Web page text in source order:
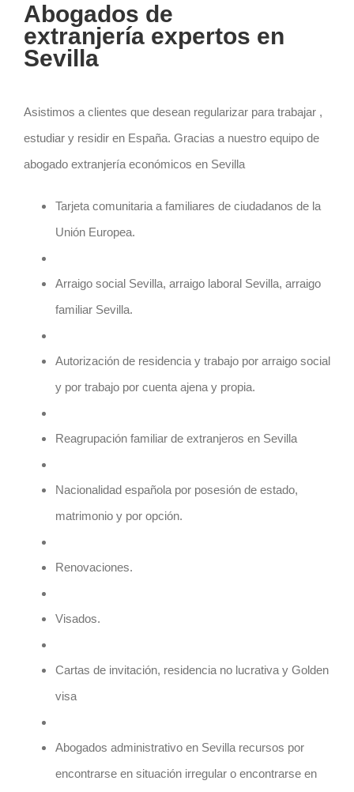
Abogados de
extranjería expertos en
Sevilla
Asistimos a clientes que desean regularizar para trabajar ,
estudiar y residir en España. Gracias a nuestro equipo de
abogado extranjería económicos en Sevilla
Tarjeta comunitaria a familiares de ciudadanos de la
Unión Europea.
Arraigo social Sevilla, arraigo laboral Sevilla, arraigo
familiar Sevilla.
Autorización de residencia y trabajo por arraigo social
y por trabajo por cuenta ajena y propia.
Reagrupación familiar de extranjeros en Sevilla
Nacionalidad española por posesión de estado,
matrimonio y por opción.
Renovaciones.
Visados.
Cartas de invitación, residencia no lucrativa y Golden
visa
Abogados administrativo en Sevillarecursos por
encontrarse en situación irregular o encontrarse en